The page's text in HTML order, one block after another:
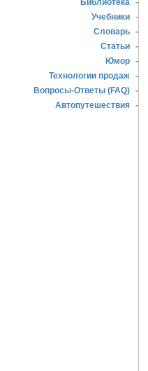
Библиотека -
Учебники -
Словарь -
Статьи -
Юмор -
Технологии продаж -
Вопросы-Ответы (FAQ) -
Автопутешествия -